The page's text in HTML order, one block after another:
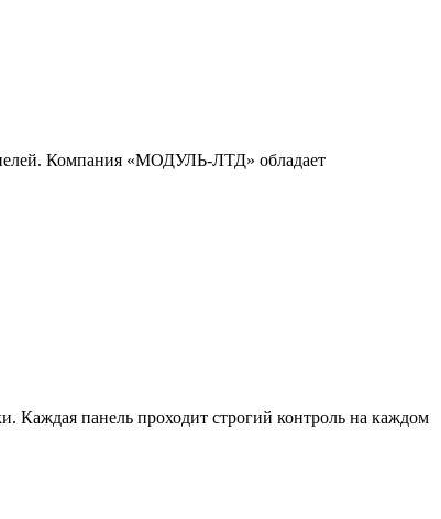
Компания «МОДУЛЬ-ЛТД» обладает
панель проходит строгий контроль на каждом